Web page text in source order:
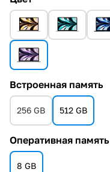
Встроенная память
256 GB 512 GB
Оперативная память
8 GB